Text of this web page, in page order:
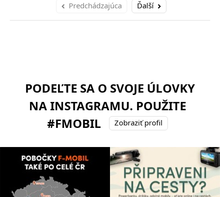
Predchádzajúca Ďalší
PODEĽTE SA O SVOJE ÚLOVKY
NA INSTAGRAMU. POUŽITE
#FMOBIL
Zobraziť profil